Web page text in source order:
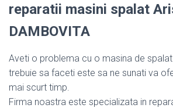
reparatii masini spalat
DAMBOVITA
Aveti o problema cu o masina de
trebuie sa faceti este sa ne sunati va
mai scurt timp.
Firma noastra este specializata in